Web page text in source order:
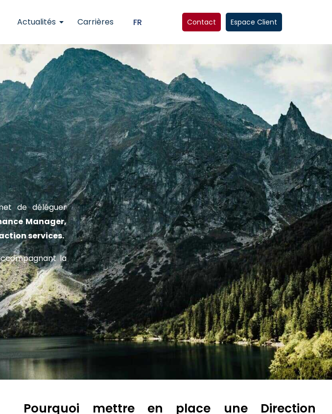
Actualités Carrières FR Contact Espace Client
de déléguer
Manager,
services.
la
Pourquoi mettre en place une Direction